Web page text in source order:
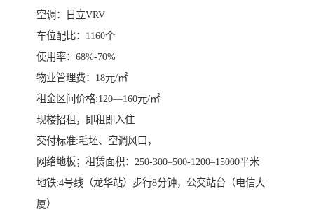
空调：日立VRV
车位配比：1160个
使用率：68%-70%
物业管理费：18元/㎡
租金区间价格:120—160元/㎡
现楼招租，即租即入住
交付标准:毛坯、空调风口，
网络地板；租赁面积：250-300–500-1200–15000平米
地铁:4号线（龙华站）步行8分钟，公交站台（电信大
厦）